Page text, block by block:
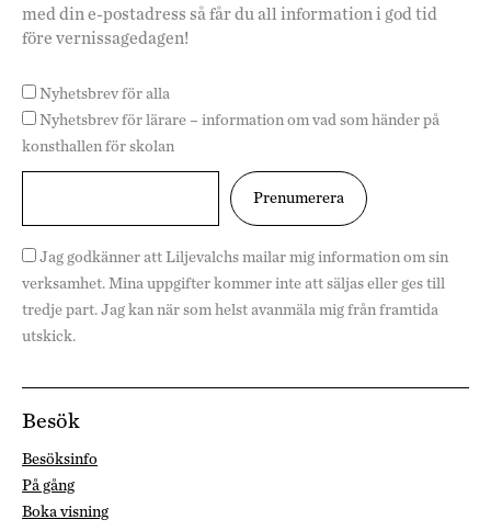
med din e-postadress så får du all information i god tid
före vernissagedagen!
Nyhetsbrev för alla
Nyhetsbrev för lärare – information om vad som händer på
konsthallen för skolan
Jag godkänner att Liljevalchs mailar mig information om sin
verksamhet. Mina uppgifter kommer inte att säljas eller ges till
tredje part. Jag kan när som helst avanmäla mig från framtida
utskick.
Besök
Besöksinfo
På gång
Boka visning